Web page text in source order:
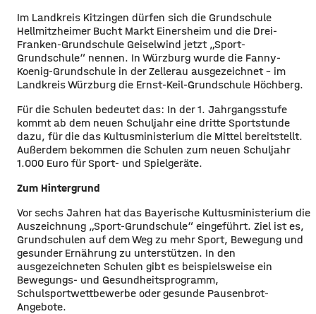
Im Landkreis Kitzingen dürfen sich die Grundschule
Hellmitzheimer Bucht Markt Einersheim und die Drei-
Franken-Grundschule Geiselwind jetzt „Sport-
Grundschule“ nennen. In Würzburg wurde die Fanny-
Koenig-Grundschule in der Zellerau ausgezeichnet – im
Landkreis Würzburg die Ernst-Keil-Grundschule Höchberg.
Für die Schulen bedeutet das: In der 1. Jahrgangsstufe
kommt ab dem neuen Schuljahr eine dritte Sportstunde
dazu, für die das Kultusministerium die Mittel bereitstellt.
Außerdem bekommen die Schulen zum neuen Schuljahr
1.000 Euro für Sport- und Spielgeräte.
Zum Hintergrund
Vor sechs Jahren hat das Bayerische Kultusministerium die
Auszeichnung „Sport-Grundschule“ eingeführt. Ziel ist es,
Grundschulen auf dem Weg zu mehr Sport, Bewegung und
gesunder Ernährung zu unterstützen. In den
ausgezeichneten Schulen gibt es beispielsweise ein
Bewegungs- und Gesundheitsprogramm,
Schulsportwettbewerbe oder gesunde Pausenbrot-
Angebote.